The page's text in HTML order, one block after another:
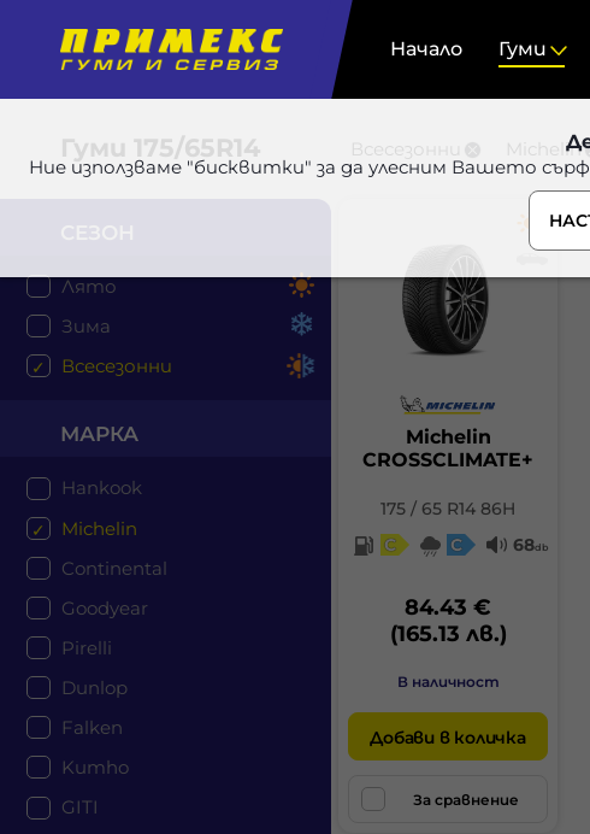
Ние използваме "бисквитки" за да улесним Вашето
Начало Гуми
Гуми 175/65R14 Всесезонни Michelin
Лято
Зима
Всесезонни
МАРКА
Hankook
Michelin
Continental
Goodyear
Pirelli
Dunlop
Falken
Kumho
GITI
Michelin
CROSSCLIMATE+
175 / 65 R14 86H
C
C 68db
84.43 €
(165.13 лв.)
В наличност
Добави в количка
За сравнение